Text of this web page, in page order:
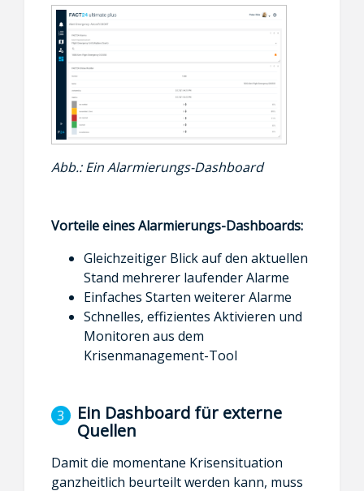
Abb.: Ein Alarmierungs-Dashboard
Vorteile eines Alarmierungs-Dashboards:
Gleichzeitiger Blick auf den aktuellen
Stand mehrerer laufender Alarme
Einfaches Starten weiterer Alarme
Schnelles, effizientes Aktivieren und
Monitoren aus dem
Krisenmanagement-Tool
Ein Dashboard für externe
Quellen
Damit die momentane Krisensituation
ganzheitlich beurteilt werden kann, muss